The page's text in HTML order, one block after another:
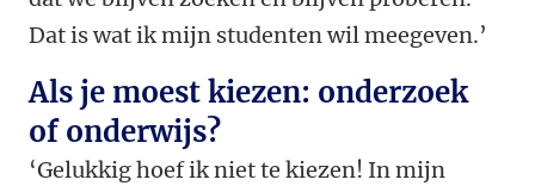
Dat is wat ik mijn studenten wil meegeven.’
Als je moest kiezen: onderzoek
of onderwijs?
‘Gelukkig hoef ik niet te kiezen! In mijn